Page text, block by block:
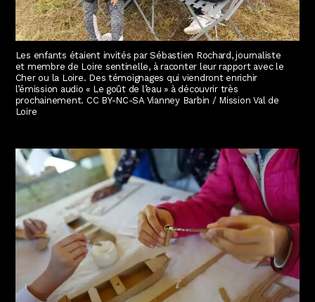
Les enfants étaient invités par Sébastien Rochard, journaliste
et membre de Loire sentinelle, à raconter leur rapport avec le
Cher ou la Loire. Des témoignages qui viendront enrichir
l’émission audio « Le goût de l’eau » à découvrir très
prochainement. CC BY-NC-SA Vianney Barbin / Mission Val de
Loire